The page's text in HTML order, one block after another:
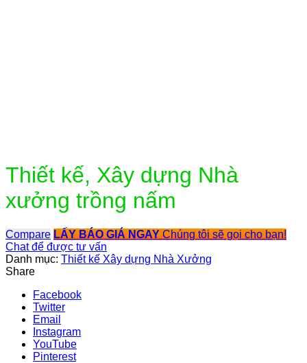
Thiết kế, Xây dựng Nhà
xưởng trồng nấm
Compare LẤY BÁO GIÁ NGAY Chúng tôi sẽ gọi cho bạn!
Chat để được tư vấn
Danh mục: Thiết kế Xây dựng Nhà Xưởng
Share
Facebook
Twitter
Email
Instagram
YouTube
Pinterest